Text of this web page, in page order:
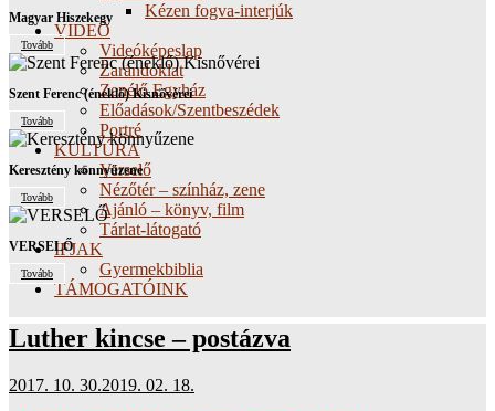
Kézen fogva-interjúk
VIDEÓ
Videóképeslap
Zarándoklat
Zenélő Egyház
Előadások/Szentbeszédek
Portré
KULTÚRA
Verselő
Nézőtér – színház, zene
Ajánló – könyv, film
Tárlat-látogató
IFJAK
Gyermekbiblia
TÁMOGATÓINK
Magyar Hiszekegy
Tovább
Szent Ferenc (éneklő) Kisnővérei
Tovább
Keresztény könnyűzene
Tovább
VERSELŐ
Tovább
Luther kincse – postázva
2017. 10. 30.2019. 02. 18.